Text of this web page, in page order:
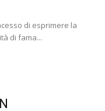
di esprimere la
di fama...